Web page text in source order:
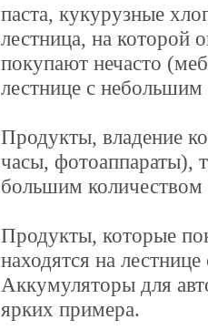
паста, кукурузные
лестница, на которой
покупают нечасто
лестнице с небольшим
Продукты, владение
часы, фотоаппараты),
большим количеством
Продукты, которые
находятся на
Аккумуляторы для
ярких примера.